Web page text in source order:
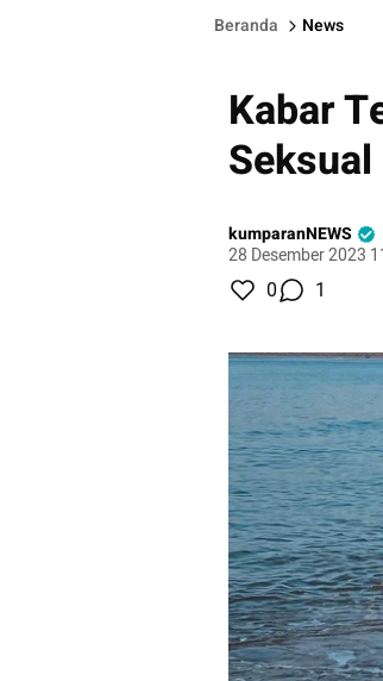
Beranda News
Kabar
kumparanNEWS
28 Desember 2023
0 1